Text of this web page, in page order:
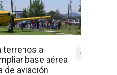
terrenos a
base aérea
de aviación
0